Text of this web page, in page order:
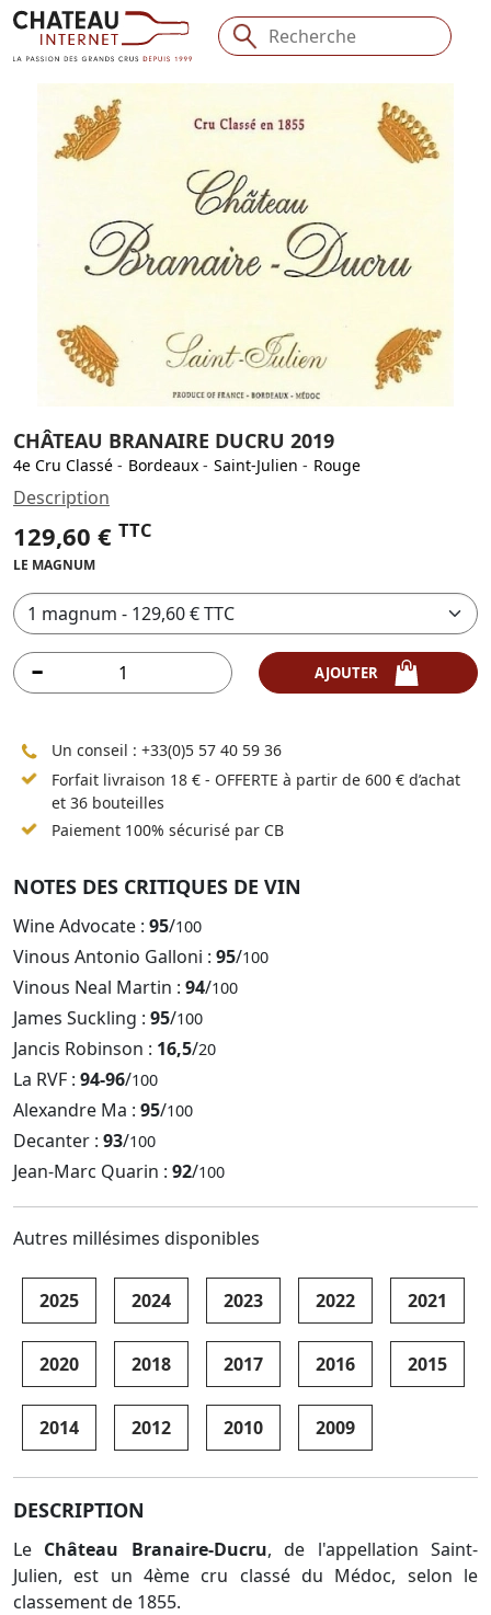
CHÂTEAU BRANAIRE DUCRU 2019
4e Cru Classé - Bordeaux - Saint-Julien - Rouge
Description
129,60 € TTC
LE MAGNUM
Un conseil : +33(0)5 57 40 59 36
Forfait livraison 18 € - OFFERTE à partir de 600 € d’achat
et 36 bouteilles
Paiement 100% sécurisé par CB
NOTES DES CRITIQUES DE VIN
Wine Advocate : 95/100
Vinous Antonio Galloni : 95/100
Vinous Neal Martin : 94/100
James Suckling : 95/100
Jancis Robinson : 16,5/20
La RVF : 94-96/100
Alexandre Ma : 95/100
Decanter : 93/100
Jean-Marc Quarin : 92/100
Autres millésimes disponibles
2025 2024 2023 2022 2021
2020 2018 2017 2016 2015
2014 2012 2010 2009
DESCRIPTION
Le Château Branaire-Ducru, de l'appellation Saint-
Julien, est un 4ème cru classé du Médoc, selon le
classement de 1855.